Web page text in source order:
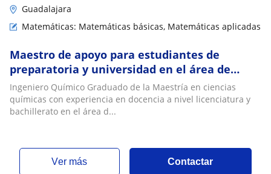
Guadalajara
Matemáticas: Matemáticas básicas, Matemáticas aplicadas
Maestro de apoyo para estudiantes de
preparatoria y universidad en el área de
ciencias exactas y matemáticas
Ingeniero Químico Graduado de la Maestría en ciencias
químicas con experiencia en docencia a nivel licenciatura y
bachillerato en el área d...
ver más Contactar